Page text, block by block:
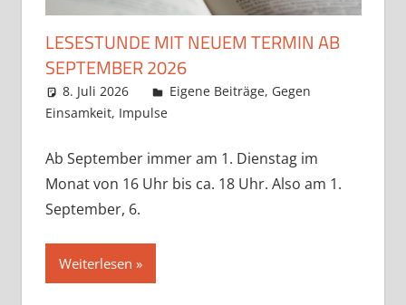
LESESTUNDE MIT NEUEM TERMIN AB
SEPTEMBER 2026
8. Juli 2026 Claudia Ollenhauer
Eigene Beiträge, Gegen
Einsamkeit, Impulse
Ab September immer am 1. Dienstag im
Monat von 16 Uhr bis ca. 18 Uhr. Also am 1.
September, 6.
Weiterlesen